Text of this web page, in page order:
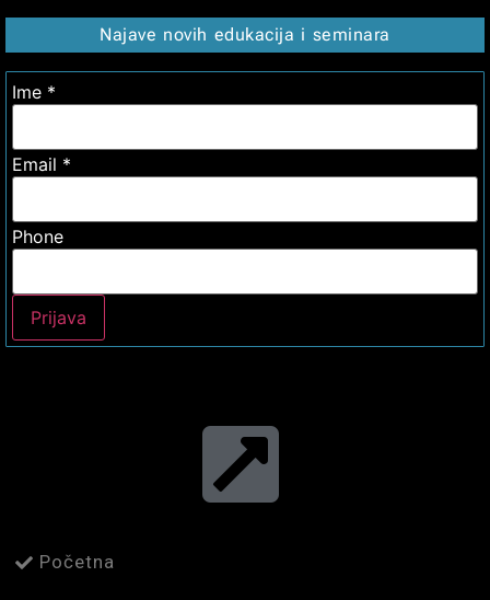
Najave novih edukacija i seminara
Ime *
Email *
Phone
Prijava
Početna